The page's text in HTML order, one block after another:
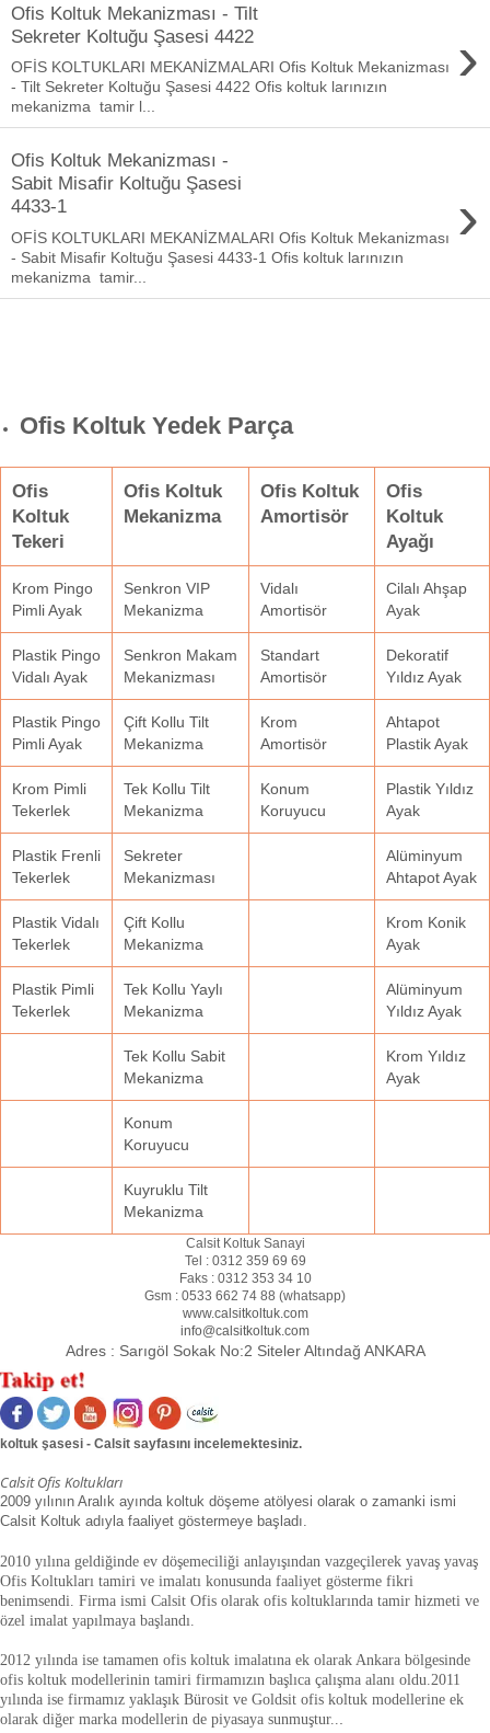
Ofis Koltuk Mekanizması - Tilt
Sekreter Koltuğu Şasesi 4422
›
OFİS KOLTUKLARI MEKANİZMALARI Ofis Koltuk Mekanizması
- Tilt Sekreter Koltuğu Şasesi 4422 Ofis koltuk larınızın
mekanizma tamir l...
Ofis Koltuk Mekanizması -
Sabit Misafir Koltuğu Şasesi
4433-1
›
OFİS KOLTUKLARI MEKANİZMALARI Ofis Koltuk Mekanizması
- Sabit Misafir Koltuğu Şasesi 4433-1 Ofis koltuk larınızın
mekanizma tamir...
Ofis Koltuk Yedek Parça
Ofis
Koltuk
Tekeri
Ofis Koltuk
Mekanizma
Ofis Koltuk
Amortisör
Ofis
Koltuk
Ayağı
Krom Pingo
Pimli Ayak
Senkron VIP
Mekanizma
Vidalı
Amortisör
Cilalı Ahşap
Ayak
Plastik Pingo
Vidalı Ayak
Senkron Makam
Mekanizması
Standart
Amortisör
Dekoratif
Yıldız Ayak
Plastik Pingo
Pimli Ayak
Çift Kollu Tilt
Mekanizma
Krom
Amortisör
Ahtapot
Plastik Ayak
Krom Pimli
Tekerlek
Tek Kollu Tilt
Mekanizma
Konum
Koruyucu
Plastik Yıldız
Ayak
Plastik Frenli
Tekerlek
Sekreter
Mekanizması
Alüminyum
Ahtapot Ayak
Plastik Vidalı
Tekerlek
Çift Kollu
Mekanizma
Krom Konik
Ayak
Plastik Pimli
Tekerlek
Tek Kollu Yaylı
Mekanizma
Alüminyum
Yıldız Ayak
Tek Kollu Sabit
Mekanizma
Krom Yıldız
Ayak
Konum
Koruyucu
Kuyruklu Tilt
Mekanizma
Calsit Koltuk Sanayi
Tel : 0312 359 69 69
Faks : 0312 353 34 10
Gsm : 0533 662 74 88 (whatsapp)
www.calsitkoltuk.com
info@calsitkoltuk.com
Adres : Sarıgöl Sokak No:2 Siteler Altındağ ANKARA
koltuk şasesi - Calsit sayfasını incelemektesiniz.
Calsit Ofis Koltukları
2009 yılının Aralık ayında koltuk döşeme atölyesi olarak o zamanki ismi
Calsit Koltuk adıyla faaliyet göstermeye başladı.
2010 yılına geldiğinde ev döşemeciliği anlayışından vazgeçilerek yavaş yavaş
Ofis Koltukları tamiri ve imalatı konusunda faaliyet gösterme fikri
benimsendi. Firma ismi Calsit Ofis olarak ofis koltuklarında tamir hizmeti ve
özel imalat yapılmaya başlandı.
2012 yılında ise tamamen ofis koltuk imalatına ek olarak Ankara bölgesinde
ofis koltuk modellerinin tamiri firmamızın başlıca çalışma alanı oldu. 2011
yılında ise firmamız yaklaşık Bürosit ve Goldsit ofis koltuk modellerine ek
olarak diğer marka modellerin de piyasaya sunmuştur.